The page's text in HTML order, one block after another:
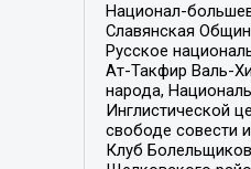
Национал-
Славянская
Русское
Ат-Такфир Валь-
народа,
Инглистической
свободе совести
Клуб